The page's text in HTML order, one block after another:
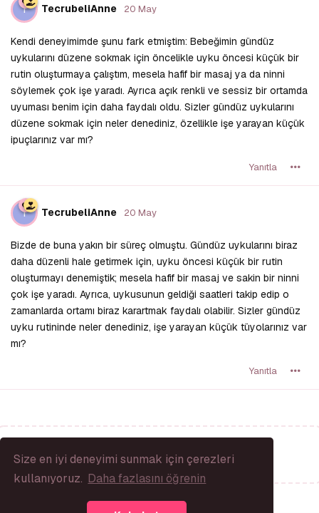
Size en iyi deneyimi sunmak için çerezleri
kullanıyoruz. Daha fazlasını öğrenin
T TecrubeliAnne 20 May
Kendi deneyimimde şunu fark etmiştim: Bebeğimin gündüz
uykularını düzene sokmak için öncelikle uyku öncesi küçük bir
rutin oluşturmaya çalıştım, mesela hafif bir masaj ya da ninni
söylemek çok işe yaradı. Ayrıca açık renkli ve sessiz bir ortamda
uyuması benim için daha faydalı oldu. Sizler gündüz uykularını
düzene sokmak için neler denediniz, özellikle işe yarayan küçük
ipuçlarınız var mı?
Yanıtla
T TecrubeliAnne 20 May
Bizde de buna yakın bir süreç olmuştu. Gündüz uykularını biraz
daha düzenli hale getirmek için, uyku öncesi küçük bir rutin
oluşturmayı denemiştik; mesela hafif bir masaj ve sakin bir ninni
çok işe yaradı. Ayrıca, uykusunun geldiği saatleri takip edip o
zamanlarda ortamı biraz karartmak faydalı olabilir. Sizler gündüz
uyku rutininde neler denediniz, işe yarayan küçük tüyolarınız var
mı?
Yanıtla
Bir Yanıt Yaz...